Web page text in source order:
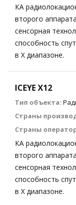
КА
второго
сенсорная
способность
в X диапазоне.
ICEYE X12
Тип объекта:
Страны
Страны
КА
второго
сенсорная
способность
в X диапазоне.